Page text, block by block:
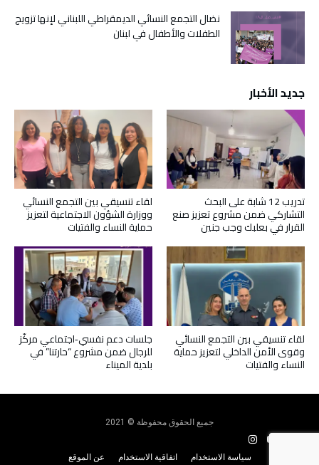
نضال التجمع النسائي الديمقراطي اللبناني لإنها تزويج
الطفلات والأطفال في لبنان
جديد الأخبار
لقاء تنسيقي بين التجمع النسائي
ووزارة الشؤون الاجتماعية لتعزيز
حماية النساء والفتيات
تدريب 12 شابة على البحث
التشاركي ضمن مشروع تعزيز صنع
القرار في بعلبك وجب جنين
جلسات دعم نفسي‑اجتماعي مركّز
للرجال ضمن مشروع “حارتنا” في
بلدية الميناء
لقاء تنسيقي بين التجمع النسائي
وقوى الأمن الداخلي لتعزيز حماية
النساء والفتيات
جميع الحقوق محفوظة © 2021
سياسة الاستخدام اتفاقية الاستخدام عن الموقع